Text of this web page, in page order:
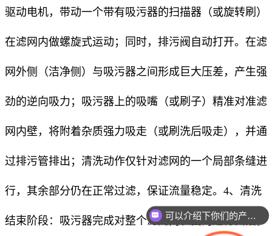
驱动电机，带动一个带有吸污器的扫描器（或旋转刷）
在滤网内做螺旋式运动；同时，排污阀自动打开。在滤
网外侧（洁净侧）与吸污器之间形成巨大压差，产生强
劲的逆向吸力；吸污器上的吸嘴（或刷子）精准对准滤
网内壁，将附着杂质强力吸走（或刷洗后吸走），并通
过排污管排出；清洗动作仅针对滤网的一个局部条缝进
行，其余部分仍在正常过滤，保证流量稳定。4、清洗
结束阶段：吸污器完成对整个滤网内表面的逐行扫描，
你们是怎么收费的呢